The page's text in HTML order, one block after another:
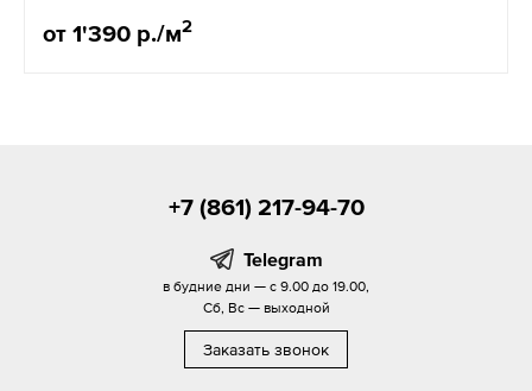
от 1'390 р./м2
+7 (861) 217-94-70
Telegram
в будние дни — с 9.00 до 19.00,
Сб, Вс — выходной
Заказать звонок